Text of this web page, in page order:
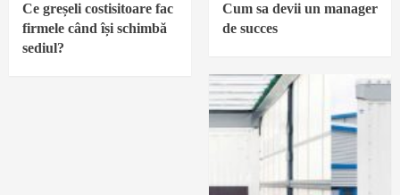
Ce greșeli costisitoare fac
firmele când își schimbă
sediul?
Cum sa devii un manager
de succes